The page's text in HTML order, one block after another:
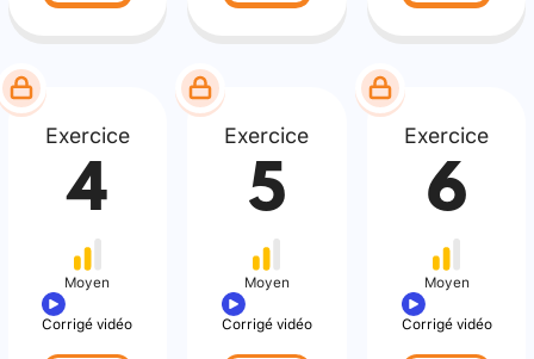
Exercice
4
Moyen
Corrigé vidéo
Exercice
5
Moyen
Corrigé vidéo
Exercice
6
Moyen
Corrigé vidéo